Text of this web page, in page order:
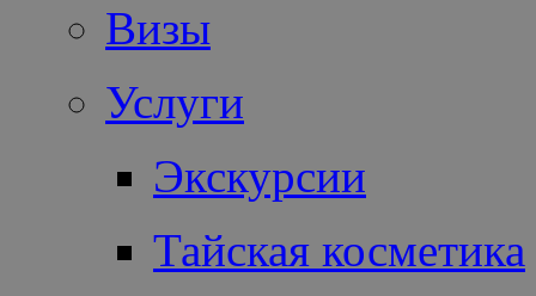
Визы
Услуги
Экскурсии
Тайская косметика